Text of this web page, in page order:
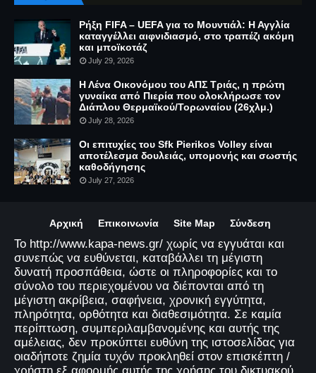
Ρήξη FIFA – UEFA για το Μουντιάλ: Η Αγγλία
καταγγέλλει αιφνιδιασμό, στο τραπέζι ακόμη
και μποϊκοτάζ
July 29, 2026
Η Λένα Οικονόμου του ΑΠΣ Τριάς, η πρώτη
γυναίκα από Πιερία που ολοκλήρωσε τον
Διάπλου Θερμαϊκού/Τορωναίου (26χλμ.)
July 28, 2026
Οι επιτυχίες του Sfk Pierikos Volley είναι
αποτέλεσμα δουλειάς, υπομονής και σωστής
καθοδήγησης
July 27, 2026
Αρχική Επικοινωνία Site Map Σύνδεση
Το http://www.kapa-news.gr/ χωρίς να εγγυάται και
συνεπώς να ευθύνεται, καταβάλλει τη μέγιστη
δυνατή προσπάθεια, ώστε οι πληροφορίες και το
σύνολο του περιεχομένου να διέπονται από τη
μέγιστη ακρίβεια, σαφήνεια, χρονική εγγύτητα,
πληρότητα, ορθότητα και διαθεσιμότητα. Σε καμία
περίπτωση, συμπεριλαμβανομένης και αυτής της
αμέλειας, δεν προκύπτει ευθύνη της ιστοσελίδας για
οιαδήποτε ζημία τυχόν προκληθεί στον επισκέπτη /